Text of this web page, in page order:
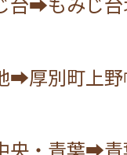
厚別町上野
・青葉➡青